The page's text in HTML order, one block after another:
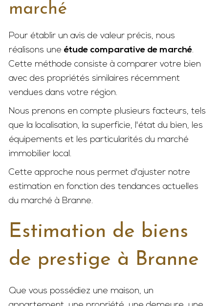
marché
Pour établir un avis de valeur précis, nous
réalisons une étude comparative de marché.
Cette méthode consiste à comparer votre bien
avec des propriétés similaires récemment
vendues dans votre région.
Nous prenons en compte plusieurs facteurs, tels
que la localisation, la superficie, l'état du bien, les
équipements et les particularités du marché
immobilier local.
Cette approche nous permet d'ajuster notre
estimation en fonction des tendances actuelles
du marché à Branne.
Estimation de biens
de prestige à Branne
Que vous possédiez une maison, un